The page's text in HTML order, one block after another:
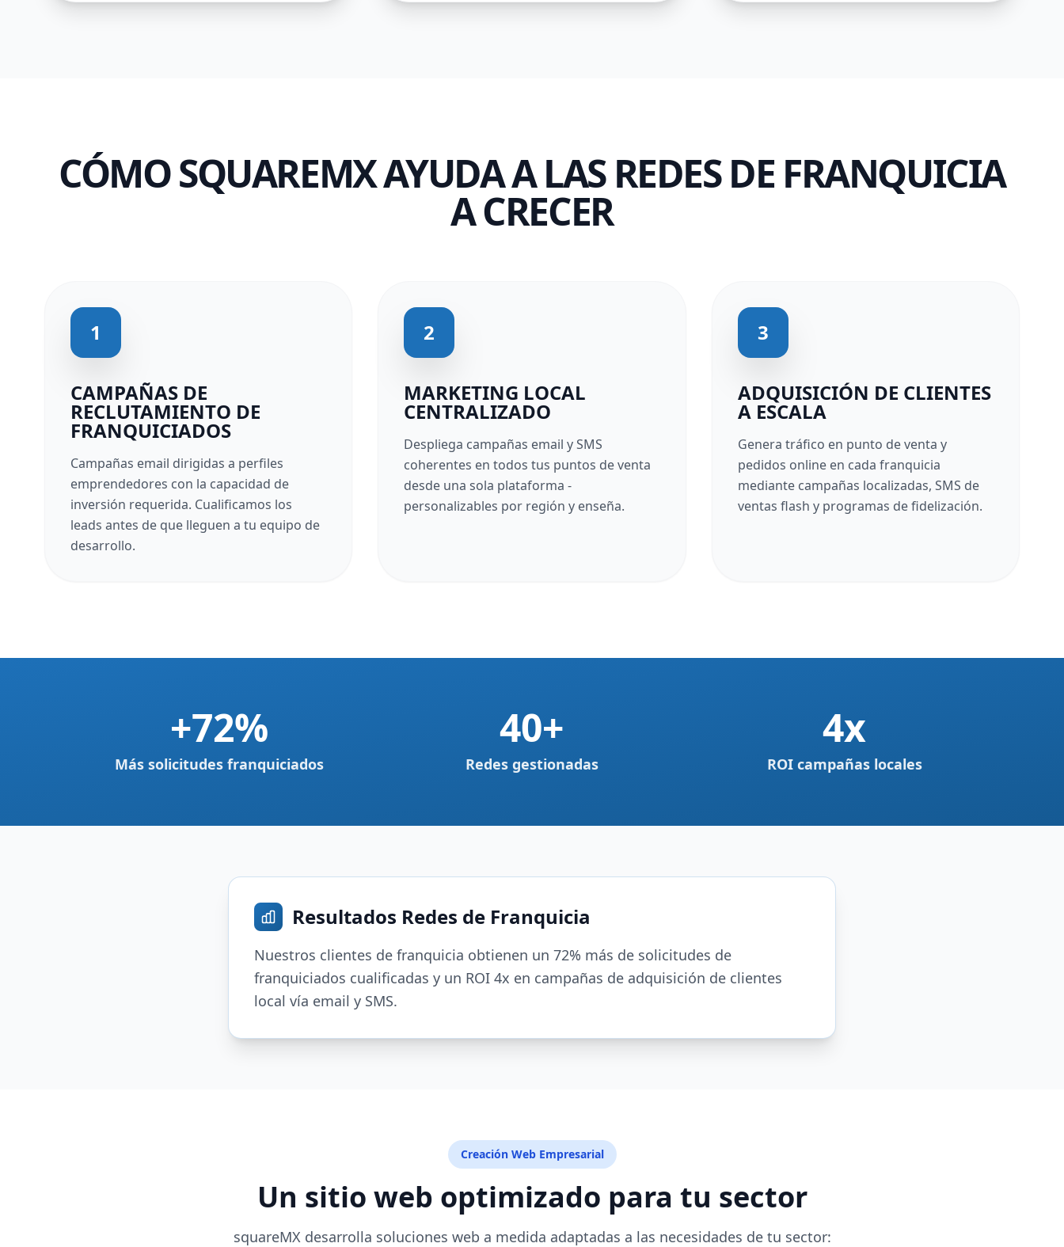
CÓMO SQUAREMX AYUDA A LAS REDES DE FRANQUICIA
A CRECER
1
CAMPAÑAS DE
RECLUTAMIENTO DE
FRANQUICIADOS
Campañas email dirigidas a perfiles
emprendedores con la capacidad de
inversión requerida. Cualificamos los
leads antes de que lleguen a tu equipo de
desarrollo.
2
MARKETING LOCAL
CENTRALIZADO
Despliega campañas email y SMS
coherentes en todos tus puntos de venta
desde una sola plataforma -
personalizables por región y enseña.
3
ADQUISICIÓN DE CLIENTES
A ESCALA
Genera tráfico en punto de venta y
pedidos online en cada franquicia
mediante campañas localizadas, SMS de
ventas flash y programas de fidelización.
+72%
Más solicitudes franquiciados
40+
Redes gestionadas
4x
ROI campañas locales
Resultados Redes de Franquicia
Nuestros clientes de franquicia obtienen un 72% más de solicitudes de
franquiciados cualificadas y un ROI 4x en campañas de adquisición de clientes
local vía email y SMS.
Creación Web Empresarial
Un sitio web optimizado para tu sector
squareMX desarrolla soluciones web a medida adaptadas a las necesidades de tu sector: